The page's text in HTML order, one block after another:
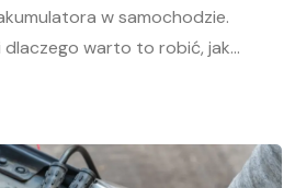
w samochodzie.
dlaczego warto to robić, jak
przeprowadzić tę czynność,
doświadczenia w